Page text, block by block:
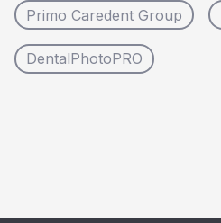
Primo Caredent Group
DentalPhotoPRO